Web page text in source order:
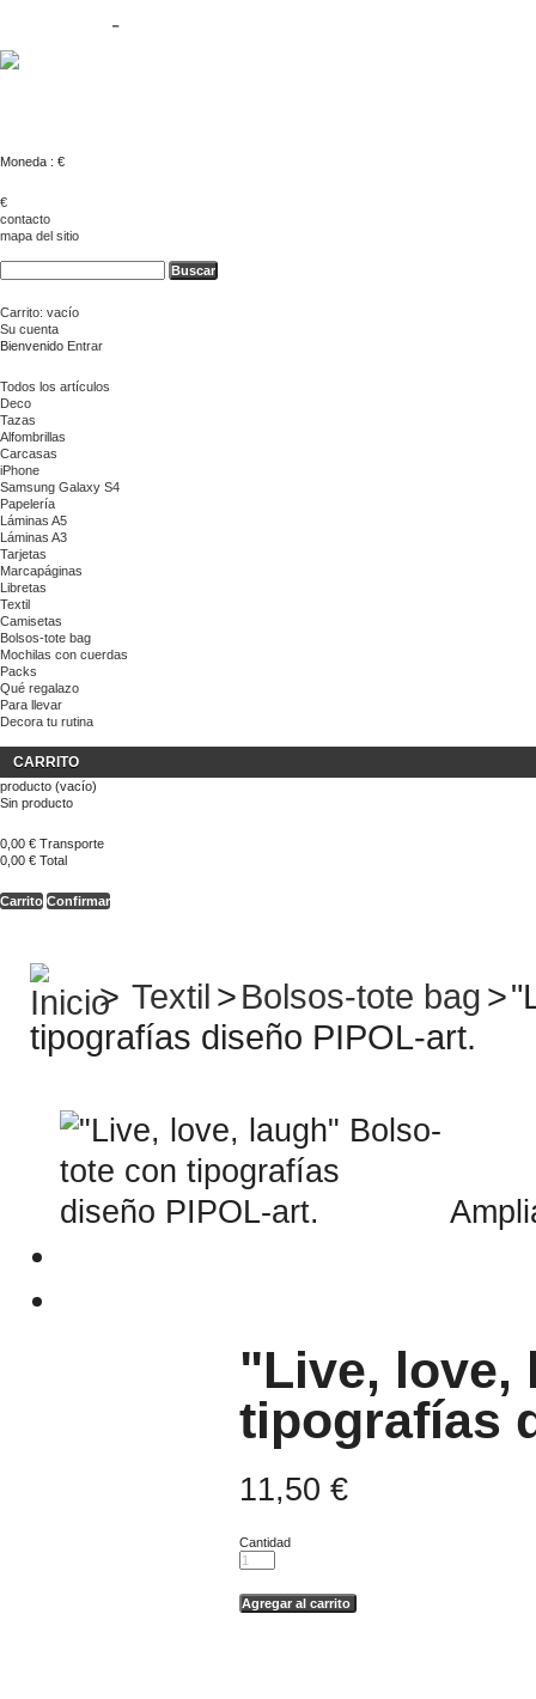
-
Moneda : €
€
contacto
mapa del sitio
Carrito: vacío
Su cuenta
Bienvenido Entrar
Todos los artículos
Deco
Tazas
Alfombrillas
Carcasas
iPhone
Samsung Galaxy S4
Papelería
Láminas A5
Láminas A3
Tarjetas
Marcapáginas
Libretas
Textil
Camisetas
Bolsos-tote bag
Mochilas con cuerdas
Packs
Qué regalazo
Para llevar
Decora tu rutina
CARRITO
producto (vacío)
Sin producto
0,00 € Transporte
0,00 € Total
Carrito Confirmar
> Textil >Bolsos-tote bag >
tipografías diseño PIPOL-art.
"Live, love,
tipografías
11,50 €
Cantidad